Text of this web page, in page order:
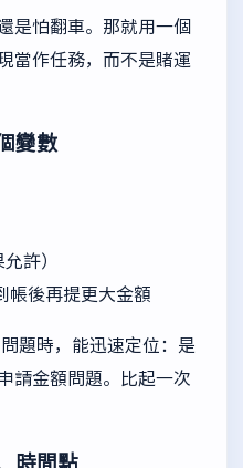
是怕翻車。那就用一個
當作任務，而不是賭運
變數
許）
帳後再提更大金額
題時，能迅速定位：是
請金額問題。比起一次
時間點